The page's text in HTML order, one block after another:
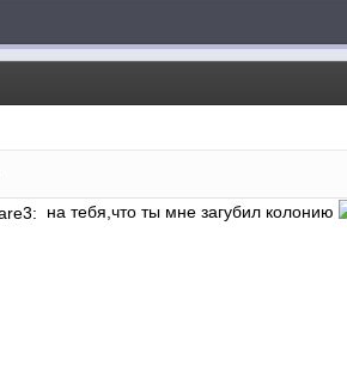
на тебя,что ты мне загубил колонию